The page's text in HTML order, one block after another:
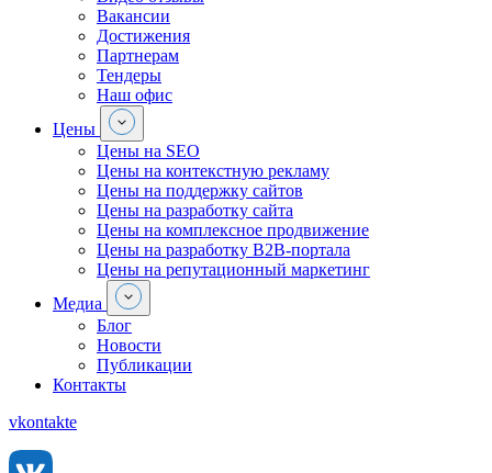
Вакансии
Достижения
Партнерам
Тендеры
Наш офис
Цены
Цены на SEO
Цены на контекстную рекламу
Цены на поддержку сайтов
Цены на разработку сайта
Цены на комплексное продвижение
Цены на разработку В2В-портала
Цены на репутационный маркетинг
Медиа
Блог
Новости
Публикации
Контакты
vkontakte